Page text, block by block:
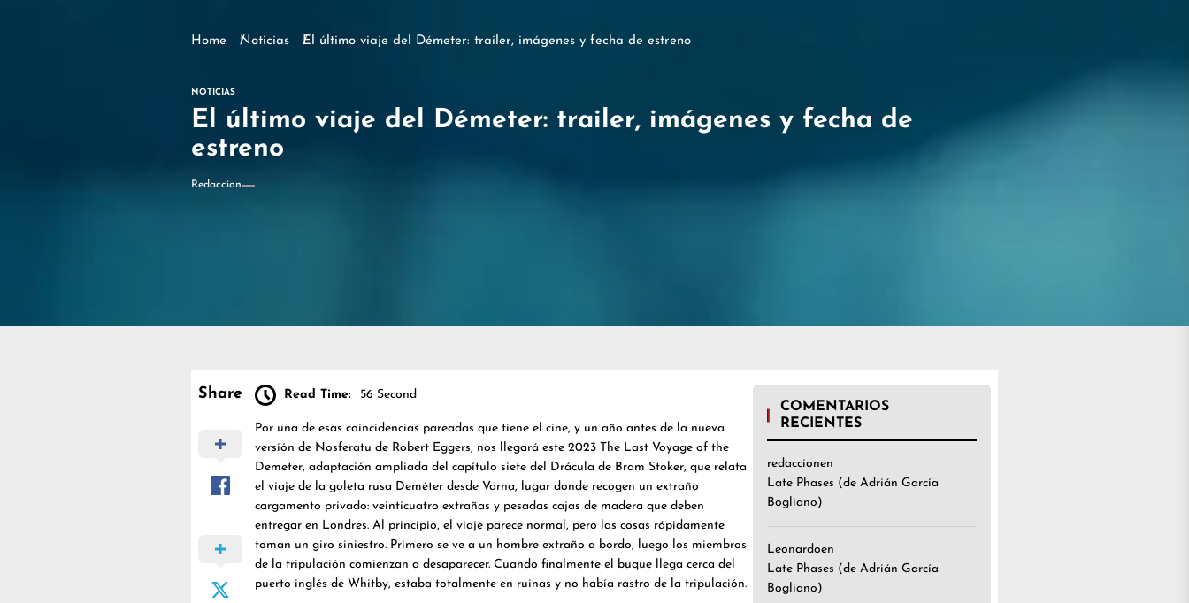
Home Noticias El último viaje del Démeter: trailer, imágenes y fecha de estreno
NOTICIAS
El último viaje del Démeter: trailer, imágenes y fecha de
estreno
Redaccion
Share Read Time: 56 Second
Por una de esas coincidencias pareadas que tiene el cine, y un año antes de la nueva
versión de Nosferatu de Robert Eggers, nos llegará este 2023 The Last Voyage of the
Demeter, adaptación ampliada del capítulo siete del Drácula de Bram Stoker, que relata
el viaje de la goleta rusa Deméter desde Varna, lugar donde recogen un extraño
cargamento privado: veinticuatro extrañas y pesadas cajas de madera que deben
entregar en Londres. Al principio, el viaje parece normal, pero las cosas rápidamente
toman un giro siniestro. Primero se ve a un hombre extraño a bordo, luego los miembros
de la tripulación comienzan a desaparecer. Cuando finalmente el buque llega cerca del
puerto inglés de Whitby, estaba totalmente en ruinas y no había rastro de la tripulación.
COMENTARIOS
RECIENTES
redaccionen
Late Phases (de Adrián García
Bogliano)
Leonardoen
Late Phases (de Adrián García
Bogliano)